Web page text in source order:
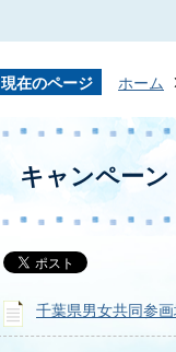
現在のページ ホーム
キャンペーン
千葉県男女共同参画